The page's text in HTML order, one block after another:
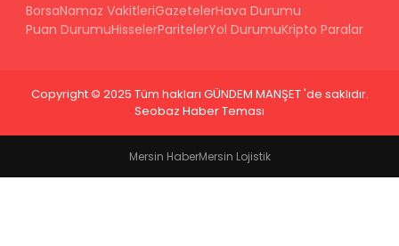
BorsaNamaz VakitleriGazetelerHava Durumu
Puan DurumuHisselerParitelerYol DurumuKripto Paralar
Copyright © 2025 Tüm hakları GÜNDEM MANŞET 'de saklıdır.
Seobaz Haber Teması
Mersin HaberMersin Lojistik